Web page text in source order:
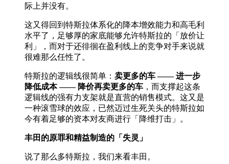
际上并没有。
这又得回到特斯拉体系化的降本增效能力和高毛利
水平了，足够厚的家底能够允许特斯拉的「放价让
利」，而对于还徘徊在盈利线上的竞争对手来说就
很难那么任性了。
特斯拉的逻辑线很简单： 卖更多的车 —— 进一步
降低成本 —— 降价再卖更多的车 ，而支撑起这条
逻辑线的强有力支架就是直营的销售模式。这又是
一种滚雪球的效应，已然迈过生死关头的特斯拉如
今有着足够的资本对友商进行「降维打击」。
丰田的原罪和精益制造的「失灵」
说了那么多特斯拉，我们来看丰田。